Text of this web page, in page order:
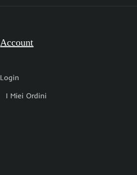
Account
Login
I Miei Ordini